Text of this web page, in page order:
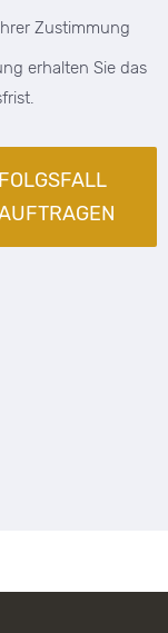
Zustimmung
erhalten Sie das